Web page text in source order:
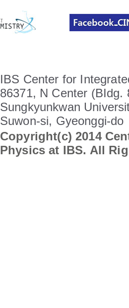
IBS Center for
86371, N Center (BIdg.
Sungkyunkwan
Suwon-si, Gyeonggi-do
Copyright(c) 2014
Physics at IBS. All